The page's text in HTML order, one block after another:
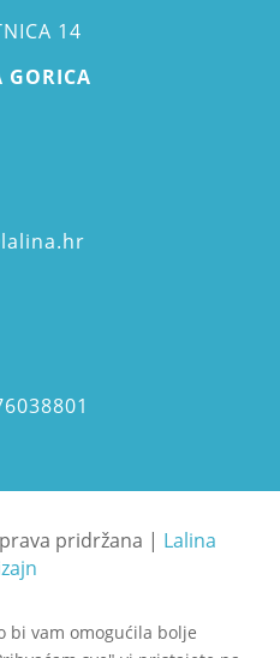
14
GORICA
pridržana | Lalina
bi vam omogućila bolje